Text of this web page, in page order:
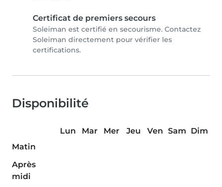
Certificat de premiers secours
Soleiman est certifié en secourisme. Contactez
Soleiman directement pour vérifier les
certifications.
Disponibilité
Lun Mar Mer Jeu Ven Sam Dim
Matin
Après
midi